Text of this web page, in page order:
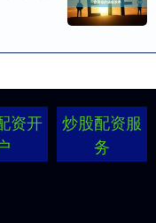
资开
炒股配资服
务